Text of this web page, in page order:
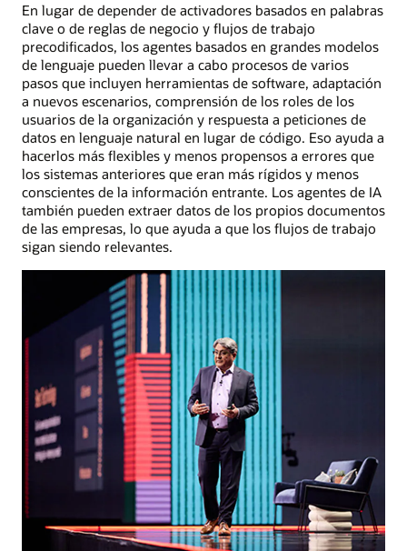
En lugar de depender de activadores basados en palabras
clave o de reglas de negocio y flujos de trabajo
precodificados, los agentes basados en grandes modelos
de lenguaje pueden llevar a cabo procesos de varios
pasos que incluyen herramientas de software, adaptación
a nuevos escenarios, comprensión de los roles de los
usuarios de la organización y respuesta a peticiones de
datos en lenguaje natural en lugar de código. Eso ayuda a
hacerlos más flexibles y menos propensos a errores que
los sistemas anteriores que eran más rígidos y menos
conscientes de la información entrante. Los agentes de IA
también pueden extraer datos de los propios documentos
de las empresas, lo que ayuda a que los flujos de trabajo
sigan siendo relevantes.